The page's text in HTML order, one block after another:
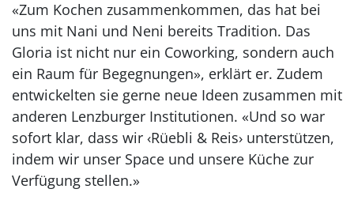
«Zum Kochen zusammenkommen, das hat bei
uns mit Nani und Neni bereits Tradition. Das
Gloria ist nicht nur ein Coworking, sondern auch
ein Raum für Begegnungen», erklärt er. Zudem
entwickelten sie gerne neue Ideen zusammen mit
anderen Lenzburger Institutionen. «Und so war
sofort klar, dass wir ‹Rüebli & Reis› unterstützen,
indem wir unser Space und unsere Küche zur
Verfügung stellen.»